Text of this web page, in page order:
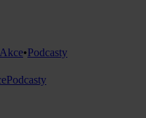
Akce•Podcasty
Podcasty